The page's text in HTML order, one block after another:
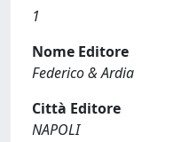
1
Nome Editore
Federico & Ardia
Città Editore
NAPOLI